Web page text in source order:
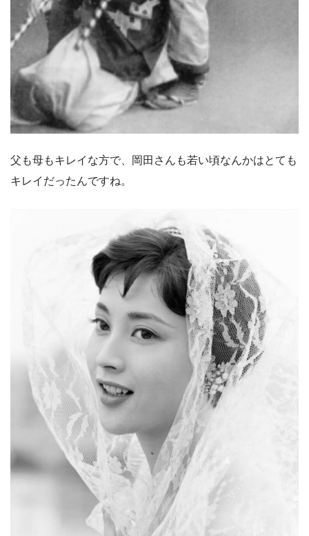
父も母もキレイな方で、岡田さんも若い頃なんかはとても
キレイだったんですね。